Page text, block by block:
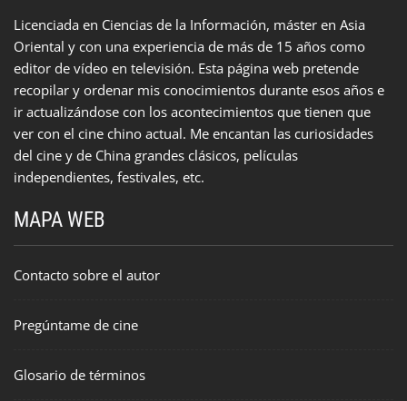
Licenciada en Ciencias de la Información, máster en Asia
Oriental y con una experiencia de más de 15 años como
editor de vídeo en televisión. Esta página web pretende
recopilar y ordenar mis conocimientos durante esos años e
ir actualizándose con los acontecimientos que tienen que
ver con el cine chino actual. Me encantan las curiosidades
del cine y de China grandes clásicos, películas
independientes, festivales, etc.
MAPA WEB
Contacto sobre el autor
Pregúntame de cine
Glosario de términos